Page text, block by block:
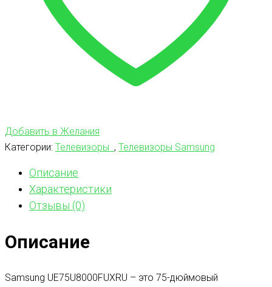
Добавить в Желания
Категории: Телевизоры , Телевизоры Samsung
Описание
Характеристики
Отзывы (0)
Описание
Samsung UE75U8000FUXRU – это 75-дюймовый